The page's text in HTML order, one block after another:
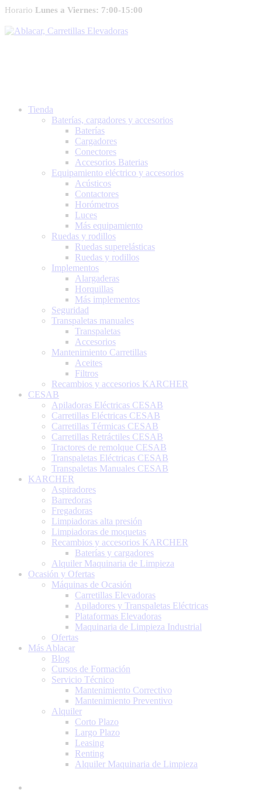
Horario Lunes a Viernes: 7:00-15:00
Tienda
Baterías, cargadores y accesorios
Baterías
Cargadores
Conectores
Accesorios Baterias
Equipamiento eléctrico y accesorios
Acústicos
Contactores
Horómetros
Luces
Más equipamiento
Ruedas y rodillos
Ruedas superelásticas
Ruedas y rodillos
Implementos
Alargaderas
Horquillas
Más implementos
Seguridad
Transpaletas manuales
Transpaletas
Accesorios
Mantenimiento Carretillas
Aceites
Filtros
Recambios y accesorios KARCHER
CESAB
Apiladoras Eléctricas CESAB
Carretillas Eléctricas CESAB
Carretillas Térmicas CESAB
Carretillas Retráctiles CESAB
Tractores de remolque CESAB
Transpaletas Eléctricas CESAB
Transpaletas Manuales CESAB
KARCHER
Aspiradores
Barredoras
Fregadoras
Limpiadoras alta presión
Limpiadoras de moquetas
Recambios y accesorios KARCHER
Baterías y cargadores
Alquiler Maquinaria de Limpieza
Ocasión y Ofertas
Máquinas de Ocasión
Carretillas Elevadoras
Apiladores y Transpaletas Eléctricas
Plataformas Elevadoras
Maquinaria de Limpieza Industrial
Ofertas
Más Ablacar
Blog
Cursos de Formación
Servicio Técnico
Mantenimiento Correctivo
Mantenimiento Preventivo
Alquiler
Corto Plazo
Largo Plazo
Leasing
Renting
Alquiler Maquinaria de Limpieza